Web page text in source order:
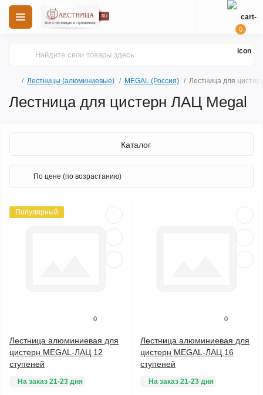
0
Лестницы (алюминиевые) MEGAL (Россия) Лестница для
Лестница для цистерн ЛАЦ Megal
Каталог
Популярный
0
Лестница алюминиевая для
цистерн MEGAL-ЛАЦ 12
ступеней
На заказ 21-23 дня
0
Лестница алюминиевая для
цистерн MEGAL-ЛАЦ 16
ступеней
На заказ 21-23 дня